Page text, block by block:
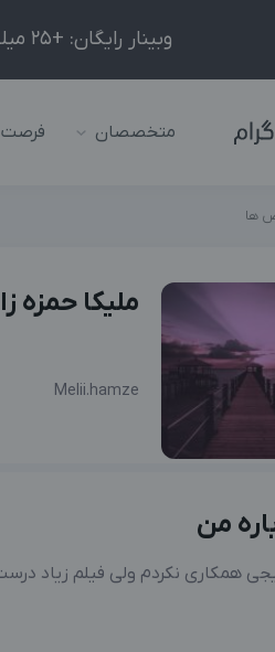
وبینار رایگان: +25 میلیون درآمد در ماه با ادمینیِ شبکه‌های اجتماعی داخلی و خارجی!
متخصصان
ها
ملیکا حمزه
Melii.hamze
من
همکاری نکردم ولی فیلم زیاد